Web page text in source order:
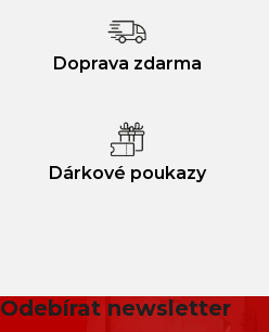
Doprava zdarma
Dárkové poukazy
Odebírat newsletter